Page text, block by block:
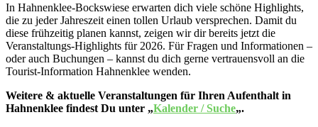
In Hahnenklee-Bockswiese erwarten dich viele schöne Highlights,
die zu jeder Jahreszeit einen tollen Urlaub versprechen. Damit du
diese frühzeitig planen kannst, zeigen wir dir bereits jetzt die
Veranstaltungs-Highlights für 2026. Für Fragen und Informationen –
oder auch Buchungen – kannst du dich gerne vertrauensvoll an die
Tourist-Information Hahnenklee wenden.
Weitere & aktuelle Veranstaltungen für Ihren Aufenthalt in
Hahnenklee findest Du unter „Kalender / Suche„.